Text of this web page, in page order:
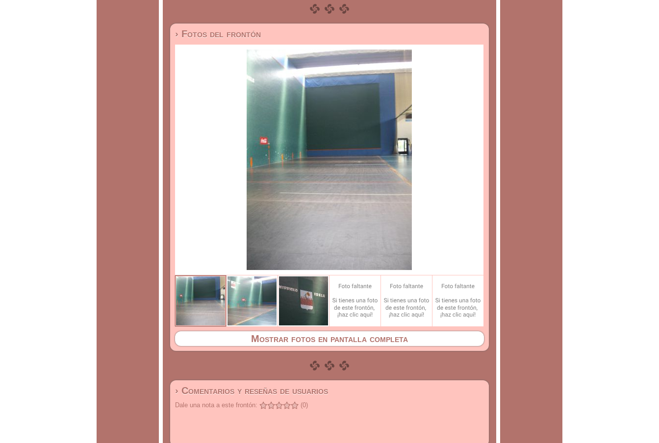
› Fotos del frontón
Mostrar fotos en pantalla completa
› Comentarios y reseñas de usuarios
Dale una nota a este frontón: (0)